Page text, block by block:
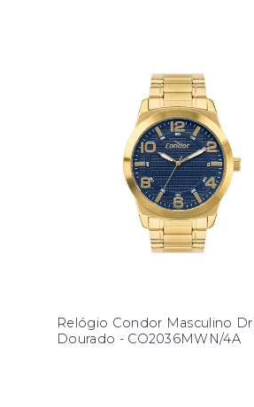
Relógio Condor Masculino
Dourado - CO2036MWN/4A